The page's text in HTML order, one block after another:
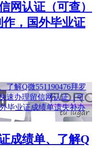
网认证（可查）
，国外毕业证
成绩单、了解Q